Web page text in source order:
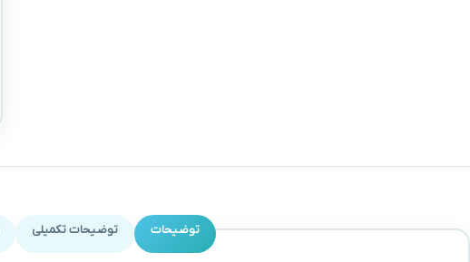
توضیحات توضیحات تکمیلی